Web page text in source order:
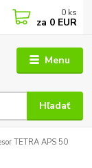
Menu
Hľadať
0 ks
za 0 EUR
TETRA APS 50